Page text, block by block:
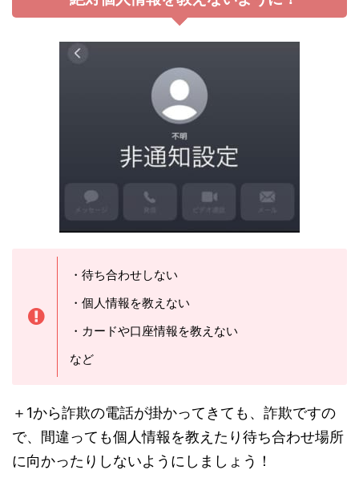
・待ち合わせしない
・個人情報を教えない
・カードや口座情報を教えない
など
＋1から詐欺の電話が掛かってきても、詐欺ですの
で、間違っても個人情報を教えたり待ち合わせ場所
に向かったりしないようにしましょう！